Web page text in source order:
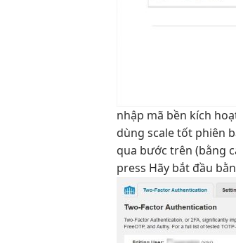
nhập mã bền kích
dùngscale tốt phiên
qua bước trên (bằng
press Hãy bắt đầu